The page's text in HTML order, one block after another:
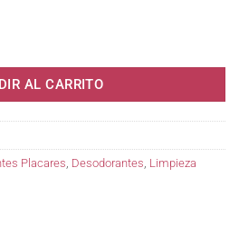
AL CARRITO
Placares, Desodorantes, Limpieza